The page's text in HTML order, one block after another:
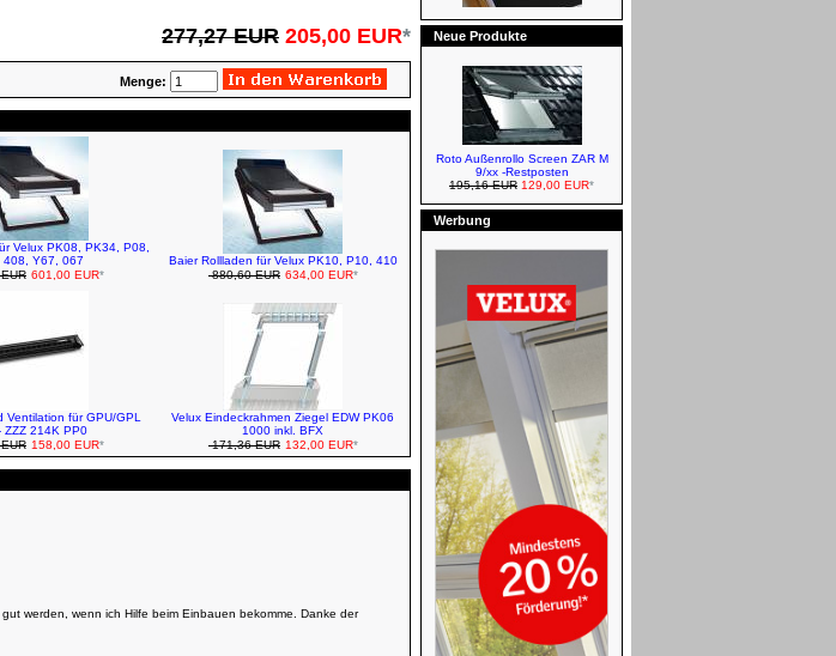
277,27 EUR 205,00 EUR*
Menge:
Velux PK08, PK34, P08,
408, Y67, 067
601,00 EUR*
Baier Rollladen für Velux PK10, P10, 410
880,60 EUR 634,00 EUR*
Ventilation für GPU/GPL
ZZZ 214K PP0
158,00 EUR*
Velux Eindeckrahmen Ziegel EDW PK06
1000 inkl. BFX
171,36 EUR 132,00 EUR*
werden, wenn ich Hilfe beim Einbauen bekomme. Danke der
VELUX Rollläden - Solar
VELUX Verdunkelungsrollos -
VELUX Verdunkelungsrollos -
Solar
Roto Rollläden - Elektro
Roto Rollläden - Solar Funk
Neue Produkte
Roto Außenrollo Screen ZAR M
9/xx -Restposten
195,16 EUR 129,00 EUR*
Werbung